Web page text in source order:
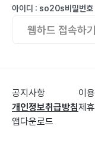
아이디 : so20s비밀번
웹하드 접속하기
공지사항
개인정보취급방침
앱다운로드
이
제